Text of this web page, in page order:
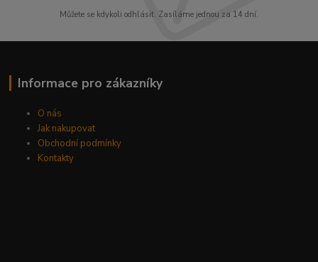
Můžete se kdykoli odhlásit. Zasíláme jednou za 14 dní.
Informace pro zákazníky
O nás
Jak nakupovat
Obchodní podmínky
Kontakty